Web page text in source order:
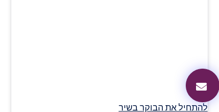
להתחיל את הבוקר בשיר